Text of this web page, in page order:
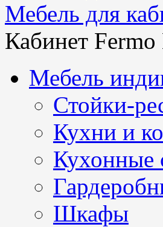
Мебель для
Кабинет
Мебель
Стойки-
Кухни и
Кухонные
Шкафы